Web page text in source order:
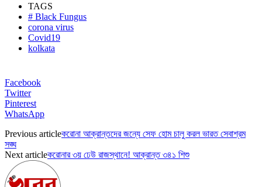
TAGS
# Black Fungus
corona virus
Covid19
kolkata
Facebook
Twitter
Pinterest
WhatsApp
Previous articleকরোনা আক্রান্তদের জন্যে সেফ হোম চালু করল ভারত সেবাশ্রম
সঙ্ঘ
Next articleকরোনার ৩য় ঢেউ রাজস্থানে! আক্রান্ত ৩৪১ শিশু